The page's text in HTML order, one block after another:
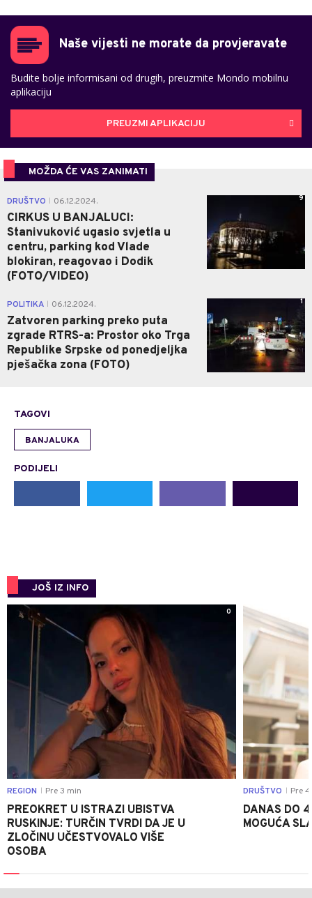
Naše vijesti ne morate da provjeravate
Budite bolje informisani od drugih, preuzmite Mondo mobilnu
aplikaciju
PREUZMI APLIKACIJU
MOŽDA ĆE VAS ZANIMATI
DRUŠTVO 06.12.2024.
CIRKUS U BANJALUCI:
Stanivuković ugasio svjetla u
centru, parking kod Vlade
blokiran, reagovao i Dodik
(FOTO/VIDEO)
9
POLITIKA 06.12.2024.
Zatvoren parking preko puta
zgrade RTRS-a: Prostor oko Trga
Republike Srpske od ponedjeljka
pješačka zona (FOTO)
1
TAGOVI
BANJALUKA
PODIJELI
JOŠ IZ INFO
0
REGION Pre 3 min
PREOKRET U ISTRAZI UBISTVA
RUSKINJE: TURČIN TVRDI DA JE U
ZLOČINU UČESTVOVALO VIŠE
OSOBA
DRUŠTVO Pre
DANAS DO
MOGUĆA